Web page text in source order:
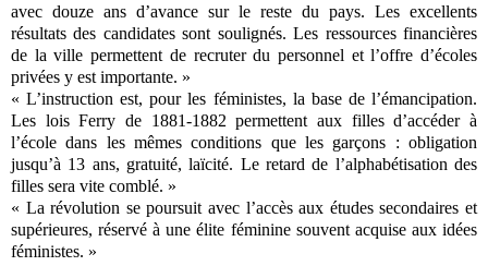
avec douze ans d’avance sur le reste du pays. Les excellents
résultats des candidates sont soulignés. Les ressources financières
de la ville permettent de recruter du personnel et l’offre d’écoles
privées y est importante. »
« L’instruction est, pour les féministes, la base de l’émancipation.
Les lois Ferry de 1881-1882 permettent aux filles d’accéder à
l’école dans les mêmes conditions que les garçons : obligation
jusqu’à 13 ans, gratuité, laïcité. Le retard de l’alphabétisation des
filles sera vite comblé. »
« La révolution se poursuit avec l’accès aux études secondaires et
supérieures, réservé à une élite féminine souvent acquise aux idées
féministes. »